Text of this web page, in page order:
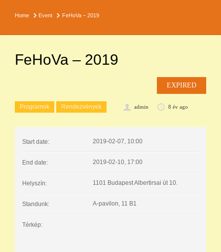
Home Event FeHoVa – 2019
FeHoVa – 2019
EXPIRED
Programok Rendezvények admin 8 év ago
Start date: 2019-02-07, 10:00
End date: 2019-02-10, 17:00
Helyszín: 1101 Budapest Albertirsai út 10.
Standunk: A-pavilon, 11 B1
Térkép: